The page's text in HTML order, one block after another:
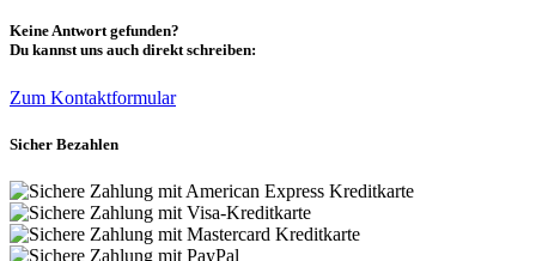
Keine Antwort gefunden?
Du kannst uns auch direkt schreiben:
Zum Kontaktformular
Sicher Bezahlen